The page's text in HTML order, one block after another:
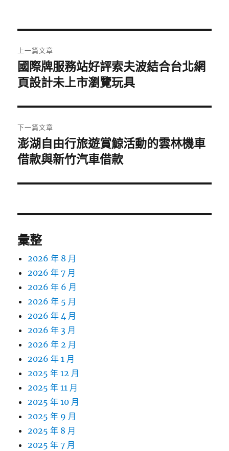
章
導
覽
上一篇文章
上
一
文
章:
國際牌服務站好評索夫波結合台北網
頁設計未上市瀏覽玩具
下一篇文章
下
一
文
澎湖自由行旅遊賞鯨活動的雲林機車
借款與新竹汽車借款
彙整
2026 年 8 月
2026 年 7 月
2026 年 6 月
2026 年 5 月
2026 年 4 月
2026 年 3 月
2026 年 2 月
2026 年 1 月
2025 年 12 月
2025 年 11 月
2025 年 10 月
2025 年 9 月
2025 年 8 月
2025 年 7 月